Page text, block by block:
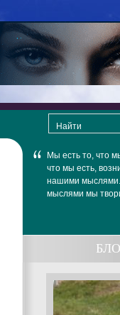
Мы есть то, что
что мы есть,
нашими
мыслями мы